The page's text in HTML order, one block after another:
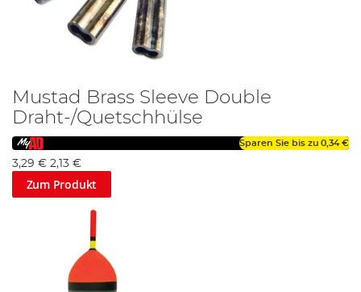
Mustad Brass Sleeve Double
Draht-/Quetschhülse
Sparen Sie bis zu 0,34 €
3,29 € 2,13 €
Zum Produkt